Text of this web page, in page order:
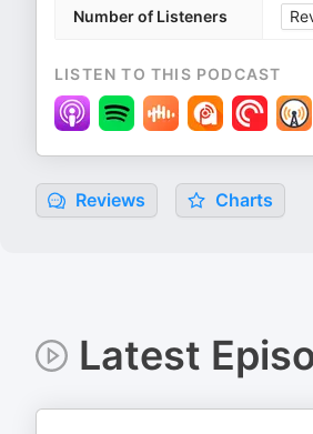
Number of Listeners
LISTEN TO THIS PODCAST
Reviews Charts
Latest